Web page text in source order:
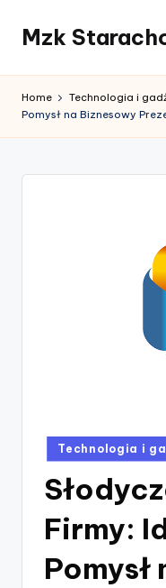
content
Mzk
Home Technologia i
Pomysł na Biznesowy
Posted
in
Technologia i
Firmy:
Pomysł